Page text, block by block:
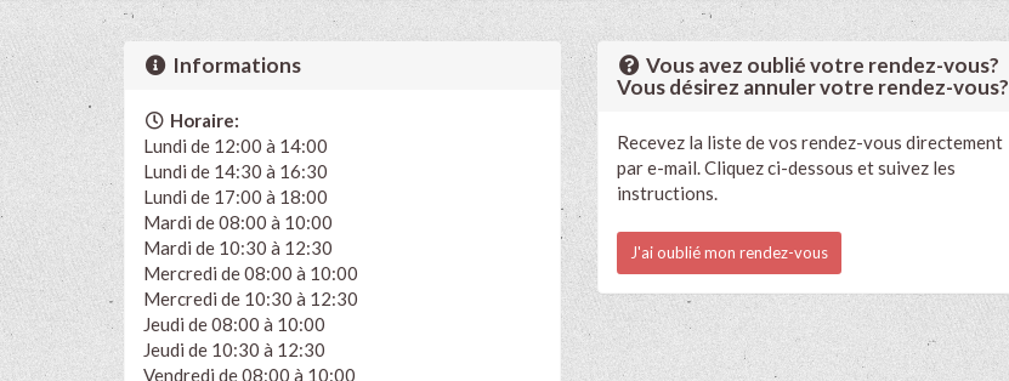
Informations
Horaire:
Lundi de 12:00 à 14:00
Lundi de 14:30 à 16:30
Lundi de 17:00 à 18:00
Mardi de 08:00 à 10:00
Mardi de 10:30 à 12:30
Mercredi de 08:00 à 10:00
Mercredi de 10:30 à 12:30
Jeudi de 08:00 à 10:00
Jeudi de 10:30 à 12:30
Vendredi de 08:00 à 10:00
Vous avez oublié votre rendez-vous?
Vous désirez annuler votre rendez-vous?
Recevez la liste de vos rendez-vous directement
par e-mail. Cliquez ci-dessous et suivez les
instructions.
J'ai oublié mon rendez-vous